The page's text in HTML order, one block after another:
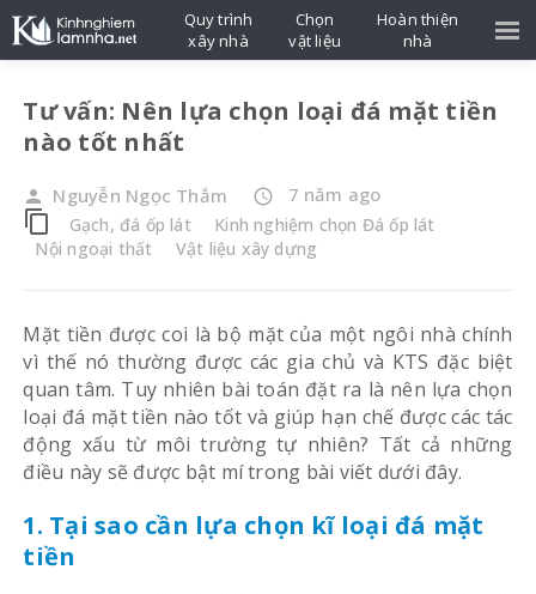
Tư vấn: Nên lựa chọn loại đá mặt tiền
nào tốt nhất
person Nguyễn Ngọc Thắm access_time 7 năm ago
content_copy Gạch, đá ốp lát
Kinh nghiệm chọn Đá ốp lát
Nội ngoại thất
Vật liệu xây dựng
Mặt tiền được coi là bộ mặt của một ngôi nhà chính
vì thế nó thường được các gia chủ và KTS đặc biệt
quan tâm. Tuy nhiên bài toán đặt ra là nên lựa chọn
loại đá mặt tiền nào tốt và giúp hạn chế được các tác
động xấu từ môi trường tự nhiên? Tất cả những
điều này sẽ được bật mí trong bài viết dưới đây.
1. Tại sao cần lựa chọn kĩ loại đá mặt
tiền
Quy trình
xây nhà
Chọn
vật liệu
Hoàn thiện
nhà